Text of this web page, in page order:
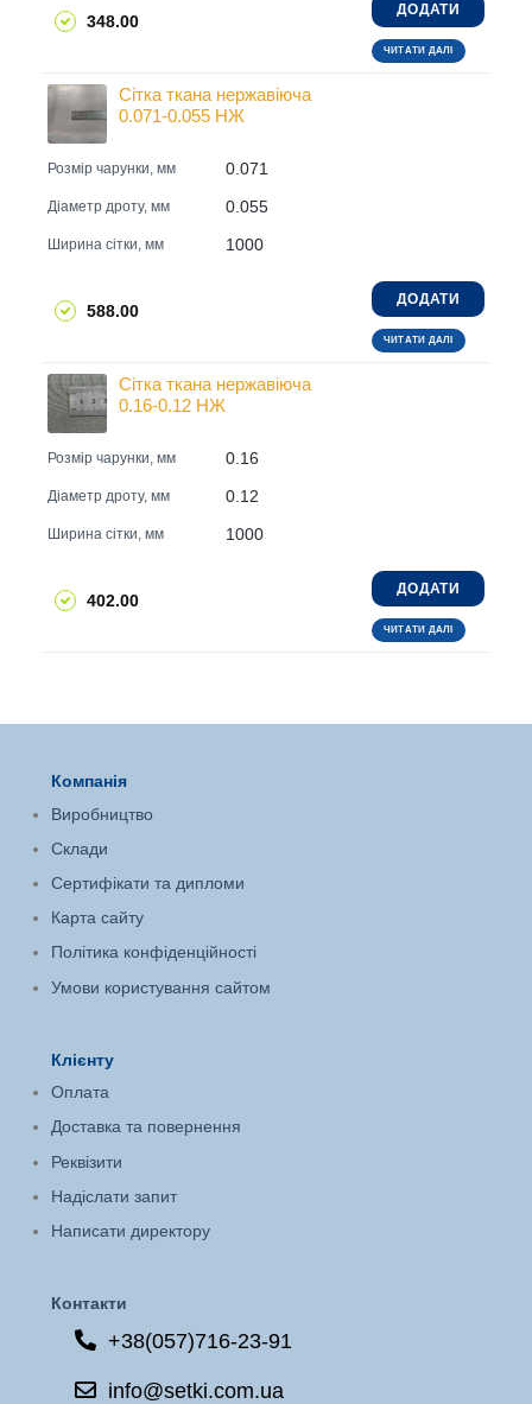
348.00
ДОДАТИ
ЧИТАТИ ДАЛІ
Сітка ткана нержавіюча
0.071-0.055 НЖ
Розмір чарунки, мм 0.071
Діаметр дроту, мм 0.055
Ширина сітки, мм 1000
588.00
ДОДАТИ
ЧИТАТИ ДАЛІ
Сітка ткана нержавіюча
0.16-0.12 НЖ
Розмір чарунки, мм 0.16
Діаметр дроту, мм 0.12
Ширина сітки, мм 1000
402.00
ДОДАТИ
ЧИТАТИ ДАЛІ
Компанія
Виробництво
Склади
Сертифікати та дипломи
Карта сайту
Політика конфіденційності
Умови користування сайтом
Клієнту
Оплата
Доставка та повернення
Реквізити
Надіслати запит
Написати директору
Контакти
+38(057)716-23-91
info@setki.com.ua